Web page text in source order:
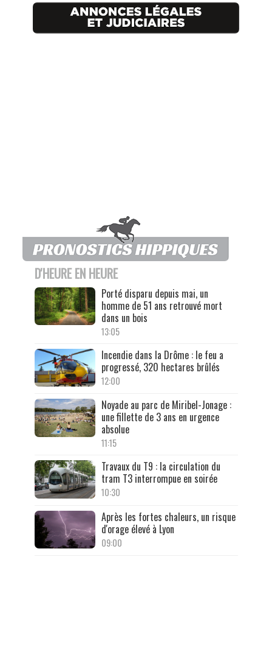
D'HEURE EN HEURE
Porté disparu depuis mai, un
homme de 51 ans retrouvé mort
dans un bois
13:05
Incendie dans la Drôme : le feu a
progressé, 320 hectares brûlés
12:00
Noyade au parc de Miribel-Jonage :
une fillette de 3 ans en urgence
absolue
11:15
Travaux du T9 : la circulation du
tram T3 interrompue en soirée
10:30
Après les fortes chaleurs, un risque
d'orage élevé à Lyon
09:00